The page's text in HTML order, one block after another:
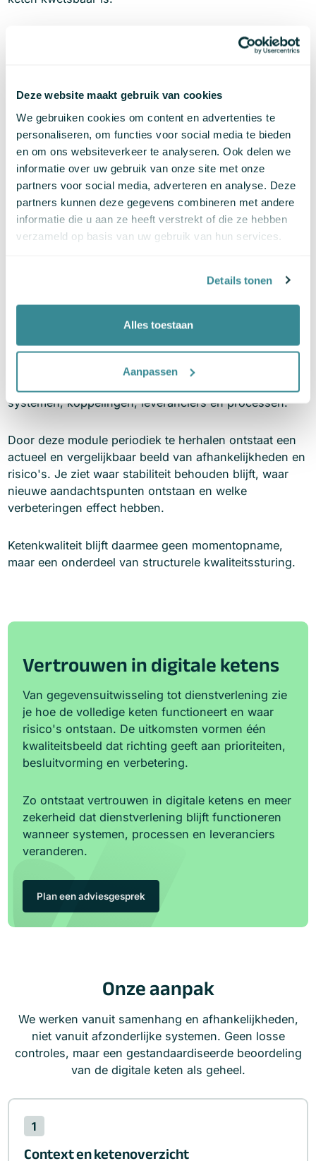
Deze website maakt gebruik van cookies
We gebruiken cookies om content en advertenties te
personaliseren, om functies voor social media te bieden
en om ons websiteverkeer te analyseren. Ook delen we
informatie over uw gebruik van onze site met onze
partners voor social media, adverteren en analyse. Deze
partners kunnen deze gegevens combineren met andere
informatie die u aan ze heeft verstrekt of die ze hebben
verzameld op basis van uw gebruik van hun services.
Details tonen
Alles toestaan
Aanpassen
gegevensstromen. Denk aan klantportalen, digitale
dienstverlening, financiële processen, SaaS
omgevingen en organisaties waarin verschillende
applicaties met elkaar samenwerken.
Bij groei, nieuwe koppelingen, leverancierswisselingen
of toenemende complexiteit geeft deze beoordeling
inzicht in hoe afhankelijkheden zich ontwikkelen. Je
ziet niet alleen waar risico's ontstaan, maar ook wat dit
Zo ontstaat een basis om digitale ketens beheersbaar
te maken, risico's te beperken en dienstverlening
voorspelbaar te houden.
Periodieke herhaling bij wijziging
systemen, koppelingen, leveranciers en processen.
Door deze module periodiek te herhalen ontstaat een
actueel en vergelijkbaar beeld van afhankelijkheden en
risico's. Je ziet waar stabiliteit behouden blijft, waar
nieuwe aandachtspunten ontstaan en welke
verbeteringen effect hebben.
Ketenkwaliteit blijft daarmee geen momentopname,
maar een onderdeel van structurele kwaliteitssturing.
Vertrouwen in digitale ketens
Van gegevensuitwisseling tot dienstverlening zie
je hoe de volledige keten functioneert en waar
risico's ontstaan. De uitkomsten vormen één
kwaliteitsbeeld dat richting geeft aan prioriteiten,
besluitvorming en verbetering.
Zo ontstaat vertrouwen in digitale ketens en meer
zekerheid dat dienstverlening blijft functioneren
wanneer systemen, processen en leveranciers
veranderen.
Plan een adviesgesprek
Onze aanpak
We werken vanuit samenhang en afhankelijkheden,
niet vanuit afzonderlijke systemen. Geen losse
controles, maar een gestandaardiseerde beoordeling
van de digitale keten als geheel.
1
Context en ketenoverzicht